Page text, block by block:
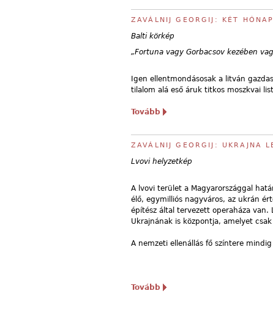
ZAVÁLNIJ GEORGIJ: KÉT
Balti körkép
„Fortuna vagy Gorbacsov kezében
Igen ellentmondásosak a litván
tilalom alá eső áruk titkos moszkvai
Tovább
ZAVÁLNIJ GEORGIJ: UKRAJNA
Lvovi helyzetkép
A lvovi terület a Magyarországgal
élő, egymilliós nagyváros, az ukrán
építész által tervezett operaháza
Ukrajnának is központja, amelyet
A nemzeti ellenállás fő színtere
Tovább